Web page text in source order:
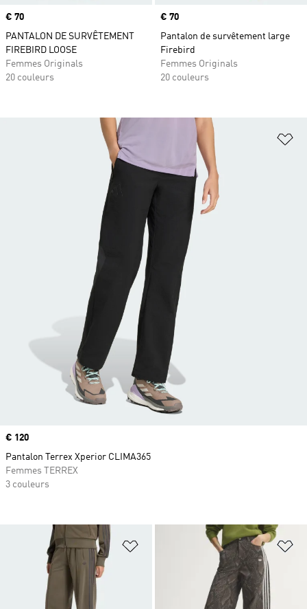
Prix
€ 70
PANTALON DE SURVÊTEMENT
FIREBIRD LOOSE
Femmes Originals
20 couleurs
Prix
€ 70
Pantalon de survêtement large
Firebird
Femmes Originals
20 couleurs
Ajouter à la Liste de produits
Prix
€ 120
Pantalon Terrex Xperior CLIMA365
Femmes TERREX
3 couleurs